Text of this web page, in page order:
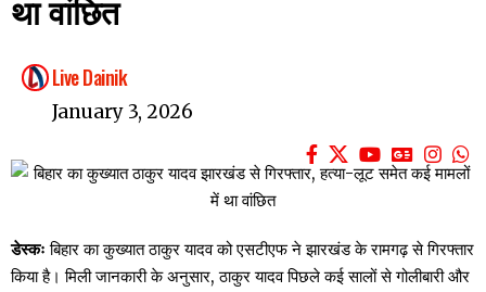
था वांछित
Live Dainik
January 3, 2026
डेस्कः बिहार का कुख्यात ठाकुर यादव को एसटीएफ ने झारखंड के रामगढ़ से गिरफ्तार
किया है। मिली जानकारी के अनुसार, ठाकुर यादव पिछले कई सालों से गोलीबारी और